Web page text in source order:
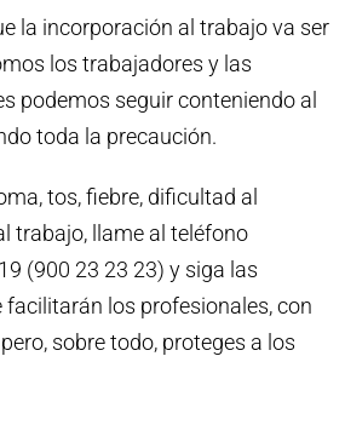
la incorporación al trabajo va ser
los trabajadores y las
podemos seguir conteniendo al
toda la precaución.
tos, fiebre, dificultad al
trabajo, llame al teléfono
(900 23 23 23) y siga las
facilitarán los profesionales, con
sobre todo, proteges a los